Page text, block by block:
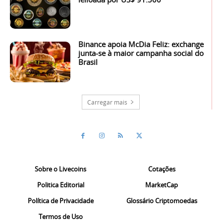
Binance apoia McDia Feliz: exchange
junta-se à maior campanha social do
Brasil
Carregar mais
Sobre o Livecoins
Politica Editorial
Política de Privacidade
Termos de Uso
Cotações
MarketCap
Glossário Criptomoedas